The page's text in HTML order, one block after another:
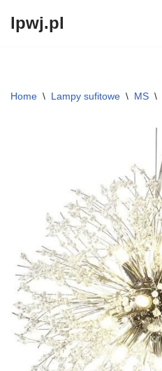
lpwj.pl
Home \ Lampy sufitowe \ MS \